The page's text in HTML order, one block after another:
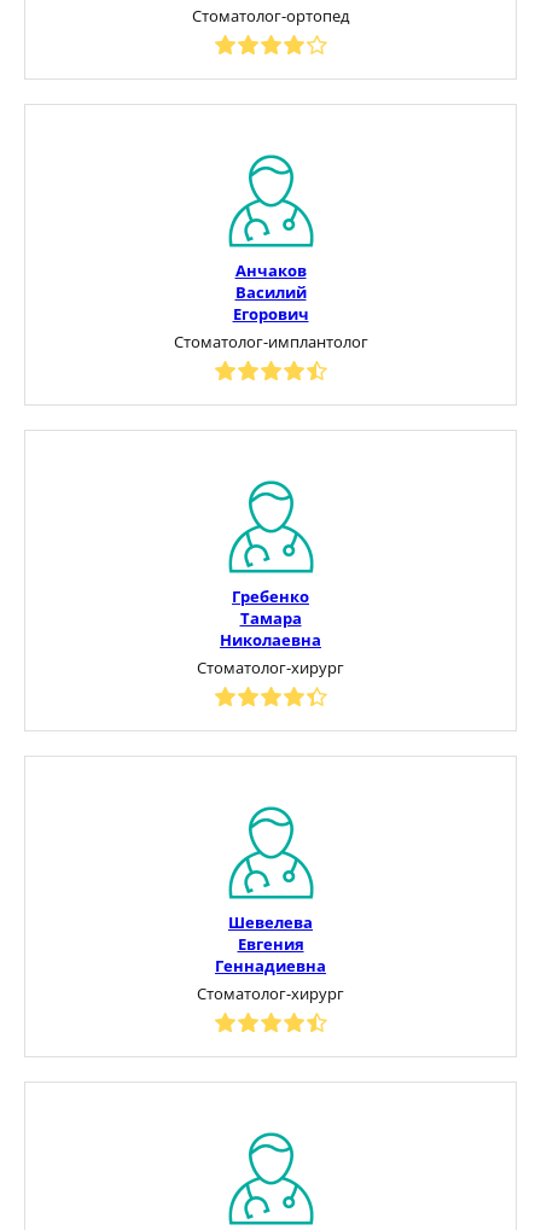
Стоматолог-ортопед
Анчаков
Василий
Егорович
Стоматолог-имплантолог
Гребенко
Тамара
Николаевна
Стоматолог-хирург
Шевелева
Евгения
Геннадиевна
Стоматолог-хирург